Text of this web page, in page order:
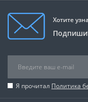
Хотите
Я прочитал Политика